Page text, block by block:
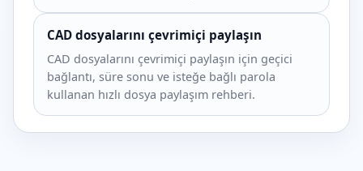
CAD dosyalarını çevrimiçi paylaşın
CAD dosyalarını çevrimiçi paylaşın için geçici
bağlantı, süre sonu ve isteğe bağlı parola
kullanan hızlı dosya paylaşım rehberi.